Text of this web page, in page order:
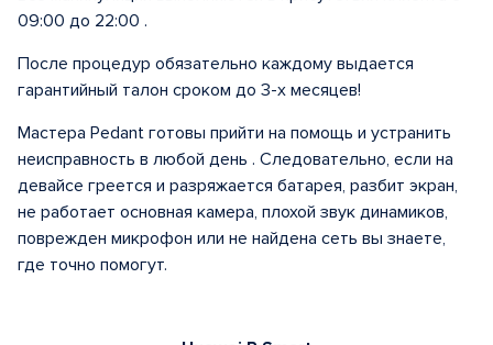
09:00 до 22:00 .
После процедур обязательно каждому выдается
гарантийный талон сроком до 3-х месяцев!
Мастера Pedant готовы прийти на помощь и устранить
неисправность в любой день . Следовательно, если на
девайсе греется и разряжается батарея, разбит экран,
не работает основная камера, плохой звук динамиков,
поврежден микрофон или не найдена сеть вы знаете,
где точно помогут.